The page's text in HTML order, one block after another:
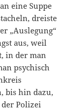
eine Suppe
dreiste
„Auslegung“
aus, weil
in der man
psychisch
bis hin dazu,
Polizei